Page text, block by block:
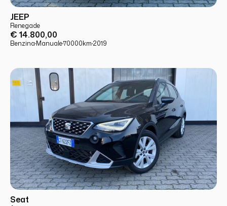
USATO
JEEP
Renegade
€ 14.800,00
Benzina·Manuale·70000km·2019
USATO
Seat